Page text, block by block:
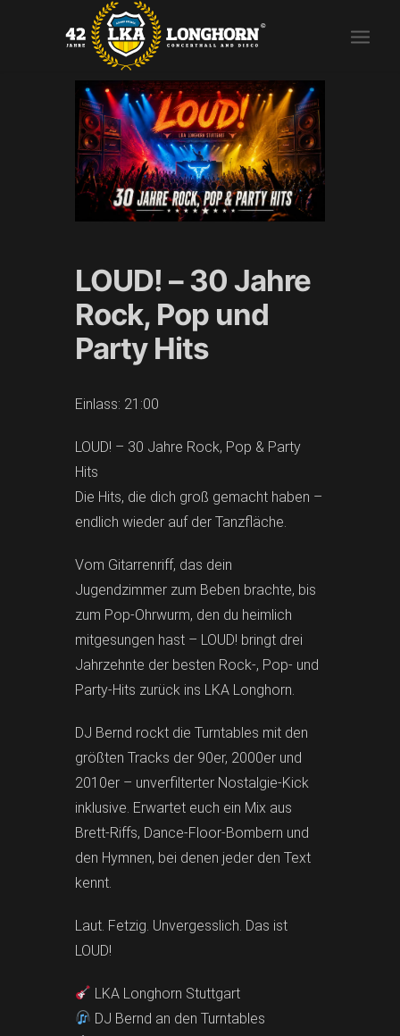
LOUD! – 30 Jahre
Rock, Pop und
Party Hits
Einlass: 21:00
LOUD! – 30 Jahre Rock, Pop & Party
Hits
Die Hits, die dich groß gemacht haben –
endlich wieder auf der Tanzfläche.
Vom Gitarrenriff, das dein
Jugendzimmer zum Beben brachte, bis
zum Pop-Ohrwurm, den du heimlich
mitgesungen hast – LOUD! bringt drei
Jahrzehnte der besten Rock-, Pop- und
Party-Hits zurück ins LKA Longhorn.
DJ Bernd rockt die Turntables mit den
größten Tracks der 90er, 2000er und
2010er – unverfilterter Nostalgie-Kick
inklusive. Erwartet euch ein Mix aus
Brett-Riffs, Dance-Floor-Bombern und
den Hymnen, bei denen jeder den Text
kennt.
Laut. Fetzig. Unvergesslich. Das ist
LOUD!
LKA Longhorn Stuttgart
DJ Bernd an den Turntables